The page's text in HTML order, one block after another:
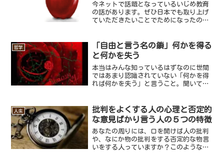
今ネットで話題となっているいじめ教育
の話があります。ぜひ日本でも取り上げ
ていただきたいことでためになったので
ためのいわゆる特殊学級のコーチである
ロージー・ダッ...
哲学
「自由と言う名の鎖」何かを得る
と何かを失う
本当はみんな知っているはずなのに世間
ではあまり認識されていない「何かを得
れば何かを失う」と言うこと。聞いてみ
例えば「スキルアップ」や「自分磨き」
と言う言葉がありますよね...
人生
批判をよくする人の心理と否定的
な意見ばかり言う人の５つの特徴
あなたの周りには、口を開けば人の批判
や、なにか物の批判をする否定的な物言
いをする人っていますか？このような人